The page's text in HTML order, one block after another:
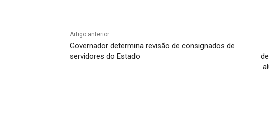
Artigo anterior
Governador determina revisão de consignados de
servidores do Estado